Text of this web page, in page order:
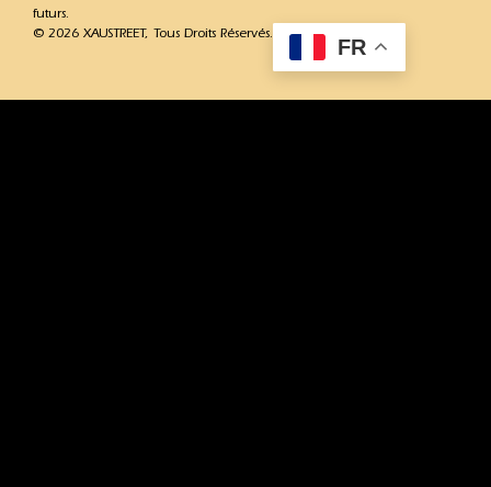
futurs.
© 2026 XAUSTREET, Tous Droits Réservés.
FR